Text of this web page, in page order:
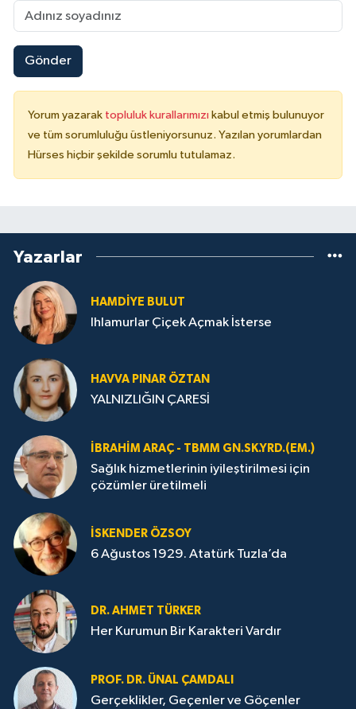
Gönder
Yorum yazarak topluluk kurallarımızı kabul etmiş bulunuyor
ve tüm sorumluluğu üstleniyorsunuz. Yazılan yorumlardan
Hürses hiçbir şekilde sorumlu tutulamaz.
Yazarlar
HAMDIYE BULUT
Ihlamurlar Çiçek Açmak İsterse
HAVVA PINAR ÖZTAN
YALNIZLIĞIN ÇARESİ
İBRAHIM ARAÇ - TBMM GN.SK.YRD.(EM.)
Sağlık hizmetlerinin iyileştirilmesi için
çözümler üretilmeli
İSKENDER ÖZSOY
6 Ağustos 1929. Atatürk Tuzla’da
DR. AHMET TÜRKER
Her Kurumun Bir Karakteri Vardır
PROF. DR. ÜNAL ÇAMDALI
Gerçeklikler, Geçenler ve Göçenler